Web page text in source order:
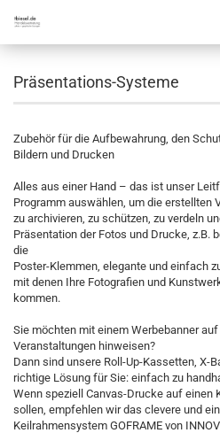
Präsentations-Systeme
Zubehör für die Aufbewahrung, den
Bildern und Drucken
Alles aus einer Hand – das ist unser
Programm auswählen, um die erstellten
zu archivieren, zu schützen, zu verdeln
Präsentation der Fotos und Drucke, z.B.
die
Poster-Klemmen, elegante und einfach
mit denen Ihre Fotografien und
kommen.
Sie möchten mit einem Werbebanner
Veranstaltungen hinweisen?
Dann sind unsere Roll-Up-Kassetten, X-
richtige Lösung für Sie: einfach zu
Wenn speziell Canvas-Drucke auf einen
sollen, empfehlen wir das clevere und
Keilrahmensystem GOFRAME von